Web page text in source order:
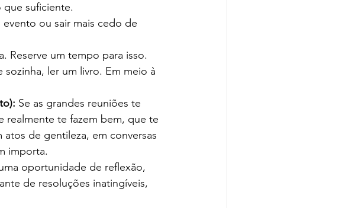
que suficiente.
ou sair mais cedo de
Reserve um tempo para isso.
sozinha, ler um livro. Em meio à
Se as grandes reuniões te
realmente te fazem bem, que te
de gentileza, em conversas
importa.
oportunidade de reflexão,
de resoluções inatingíveis,